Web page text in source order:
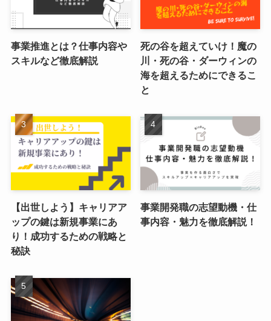
事業推進とは？仕事内容や
スキルなど徹底解説
死の谷を超えていけ！魔の
川・死の谷・ダーウィンの
海を超えるためにできるこ
と
【出世しよう】キャリアア
ップの鍵は新規事業にあ
り！成功するための戦略と
秘訣
事業開発職の志望動機・仕
事内容・魅力を徹底解説！